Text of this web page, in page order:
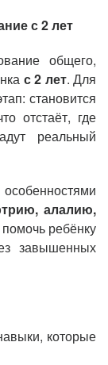
с 2 лет
общего,
с 2 лет. Для
становится
отстаёт, где
реальный
алалию,
ребёнку
завышенных
которые